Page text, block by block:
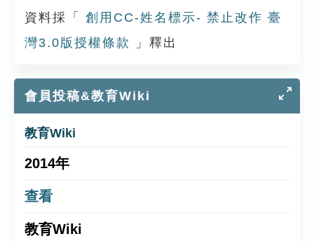
資料採「
創用CC-姓名標示- 禁止改作 臺
灣3.0版授權條款
」釋出
會員投稿&教育Wiki
教育Wiki
2014年
查看
教育Wiki